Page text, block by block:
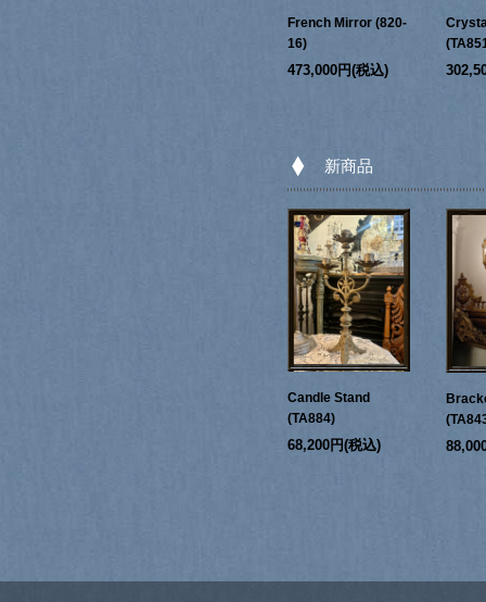
French Mirror (820-
16)
473,000円(税込)
新商品
Candle Stand
(TA884)
68,200円(税込)